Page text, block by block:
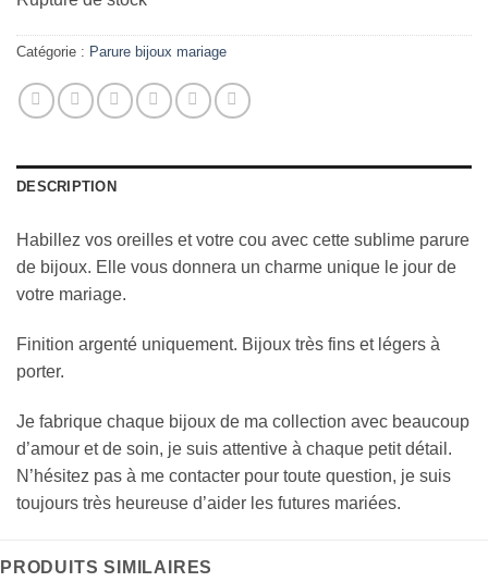
Catégorie : Parure bijoux mariage
DESCRIPTION
Habillez vos oreilles et votre cou avec cette sublime parure
de bijoux. Elle vous donnera un charme unique le jour de
votre mariage.
Finition argenté uniquement. Bijoux très fins et légers à
porter.
Je fabrique chaque bijoux de ma collection avec beaucoup
d’amour et de soin, je suis attentive à chaque petit détail.
N’hésitez pas à me contacter pour toute question, je suis
toujours très heureuse d’aider les futures mariées.
PRODUITS SIMILAIRES